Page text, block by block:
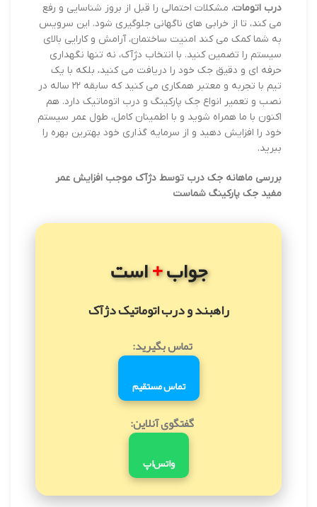
درب اتومات، مشکلات احتمالی را قبل از بروز شناسایی و رفع
می کند، تا از خرابی های ناگهانی جلوگیری شود. این سرویس
به شما کمک می کند امنیت ساختمان، آرامش و کارایی بالای
سیستم را تضمین کنید. با انتخاب دژآک، نه تنها نگهداری
حرفه ای و دقیق جک خود را دریافت می کنید، بلکه با یک
تیم با تجربه و معتبر همکاری می کنید که سابقه ۲۲ ساله در
نصب و تعمیر انواع جک پارکینگ و درب اتوماتیک دارد. هم
اکنون با ما همراه شوید و با اطمینان کامل، طول عمر سیستم
خود را افزایش دهید و از سرمایه گذاری خود بهترین بهره را
ببرید.
بررسی ماهانه جک درب توسط دژآک موجب افزایش عمر
مفید جک پارکینگ شماست
جواب+است
راهبند و درب اتوماتیک دژآک
تماس بگیرید:
تماس مستقیم
گفتگوی آنلاین:
واتس‌اپ